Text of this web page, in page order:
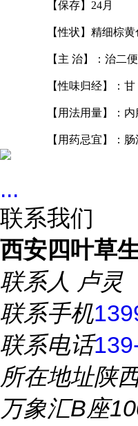
【保存】 24月
【性状】精细棕
【主 治】：治二
【性味归经】：
【用法用量】：内
【用药忌宜】：
...
联系我们
西安四叶草
联系人 卢灵
联系手机
联系电话
所在地址陕
万象汇B座